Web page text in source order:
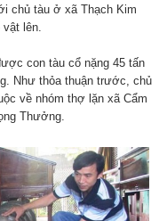
chủ tàu ở xã Thạch Kim
vật lên.
con tàu cổ nặng 45 tấn
Như thỏa thuận trước, chủ
về nhóm thợ lặn xã Cẩm
Thưởng.